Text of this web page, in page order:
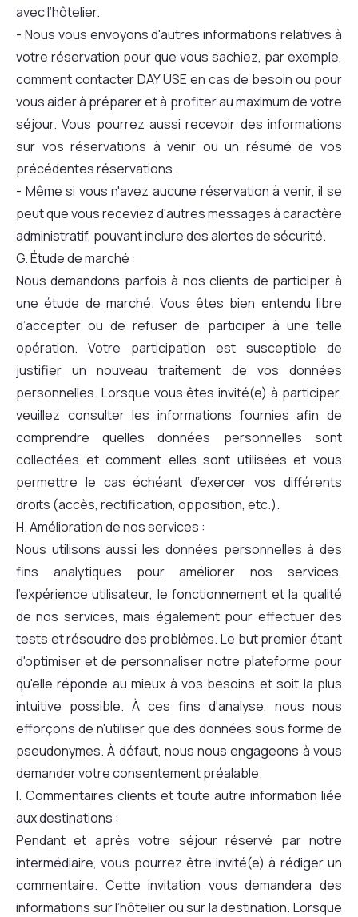
avec l’hôtelier.
- Nous vous envoyons d'autres informations relatives à
votre réservation pour que vous sachiez, par exemple,
comment contacter DAY USE en cas de besoin ou pour
vous aider à préparer et à profiter au maximum de votre
séjour. Vous pourrez aussi recevoir des informations
sur vos réservations à venir ou un résumé de vos
précédentes réservations .
- Même si vous n'avez aucune réservation à venir, il se
peut que vous receviez d'autres messages à caractère
administratif, pouvant inclure des alertes de sécurité.
G. Étude de marché :
Nous demandons parfois à nos clients de participer à
une étude de marché. Vous êtes bien entendu libre
d’accepter ou de refuser de participer à une telle
opération. Votre participation est susceptible de
justifier un nouveau traitement de vos données
personnelles. Lorsque vous êtes invité(e) à participer,
veuillez consulter les informations fournies afin de
comprendre quelles données personnelles sont
collectées et comment elles sont utilisées et vous
permettre le cas échéant d’exercer vos différents
droits (accès, rectification, opposition, etc.).
H. Amélioration de nos services :
Nous utilisons aussi les données personnelles à des
fins analytiques pour améliorer nos services,
l'expérience utilisateur, le fonctionnement et la qualité
de nos services, mais également pour effectuer des
tests et résoudre des problèmes. Le but premier étant
d'optimiser et de personnaliser notre plateforme pour
qu'elle réponde au mieux à vos besoins et soit la plus
intuitive possible. À ces fins d'analyse, nous nous
efforçons de n'utiliser que des données sous forme de
pseudonymes. À défaut, nous nous engageons à vous
demander votre consentement préalable.
I. Commentaires clients et toute autre information liée
aux destinations :
Pendant et après votre séjour réservé par notre
intermédiaire, vous pourrez être invité(e) à rédiger un
commentaire. Cette invitation vous demandera des
informations sur l’hôtelier ou sur la destination. Lorsque